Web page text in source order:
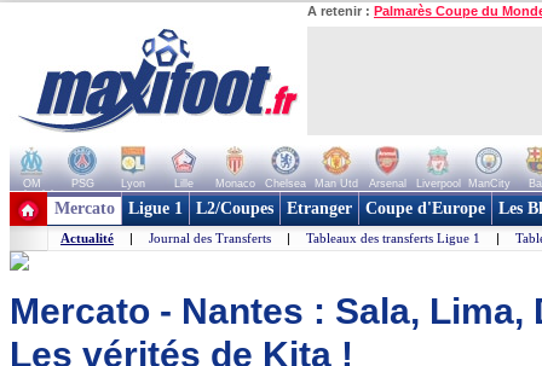
A retenir : Palmarès Coupe du
OM PSG Lyon Lille Monaco Chelsea Man Utd Arsenal Liverpool ManCity
+ de clubs
Mercato Ligue 1 L2/Coupes Etranger Coupe d'Europe Les
Actualité | Journal des Transferts | Tableaux des transferts Ligue 1 |
Mercato - Nantes : Sala, Lima,
Les vérités de Kita !